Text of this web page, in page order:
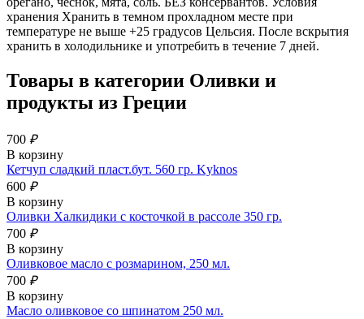
хранения Хранить в темном прохладном месте при
температуре не выше +25 градусов Цельсия. После вскрытия
хранить в холодильнике и употребить в течение 7 дней.
Товары в категории Оливки и
продукты из Греции
700 ₽
В корзину
Кетчуп сладкий пласт.бут. 560 гр. Kyknos
600 ₽
В корзину
Оливки Халкидики с косточкой в рассоле 350 гр.
700 ₽
В корзину
Оливковое масло с розмарином, 250 мл.
700 ₽
В корзину
Масло оливковое со шпинатом 250 мл.